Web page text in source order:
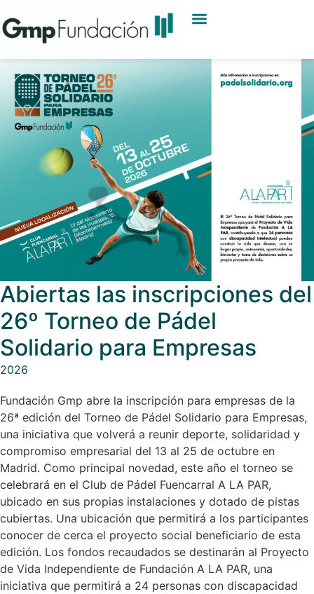
Abiertas las inscripciones del
26º Torneo de Pádel
Solidario para Empresas
2026
Fundación Gmp abre la inscripción para empresas de la
26ª edición del Torneo de Pádel Solidario para Empresas,
una iniciativa que volverá a reunir deporte, solidaridad y
compromiso empresarial del 13 al 25 de octubre en
Madrid. Como principal novedad, este año el torneo se
celebrará en el Club de Pádel Fuencarral A LA PAR,
ubicado en sus propias instalaciones y dotado de pistas
cubiertas. Una ubicación que permitirá a los participantes
conocer de cerca el proyecto social beneficiario de esta
edición. Los fondos recaudados se destinarán al Proyecto
de Vida Independiente de Fundación A LA PAR, una
iniciativa que permitirá a 24 personas con discapacidad